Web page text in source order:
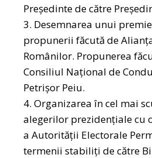
Președinte de către
Desemnarea unui
propunerii făcută de
Românilor. Propunerea
Consiliul Național de
Petrișor Peiu.
Organizarea în cel mai
alegerilor prezidențiale cu
a Autorității Electorale
termenii stabiliți de către